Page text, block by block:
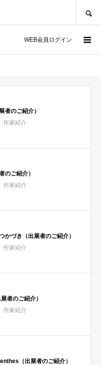
WEB会員ログイン
者のご紹介）
作家紹介
のご紹介）
作家紹介
づき（出展者のご紹介）
作家紹介
者のご紹介）
作家紹介
（出展者のご紹介）